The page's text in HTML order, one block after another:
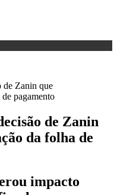
de Zanin
da folha de
impacto